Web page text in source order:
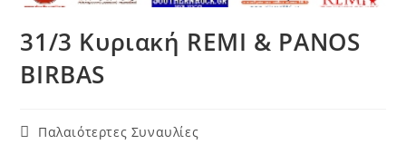
31/3 Κυριακή REMI & PANOS
BIRBAS
Παλαιότερτες Συναυλίες